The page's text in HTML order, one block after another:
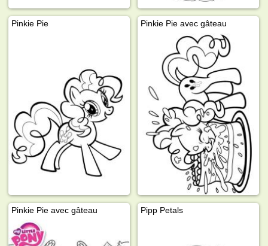
Pinkie Pie Pinkie Pie avec gâteau
Pinkie Pie avec gâteau Pipp Petals